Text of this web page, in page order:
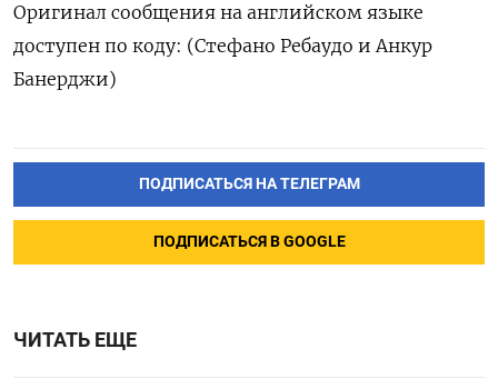
Оригинал сообщения на английском языке
доступен по коду: (Стефано Ребаудо и Анкур
Банерджи)
ПОДПИСАТЬСЯ НА ТЕЛЕГРАМ
ПОДПИСАТЬСЯ В GOOGLE
ЧИТАТЬ ЕЩЕ